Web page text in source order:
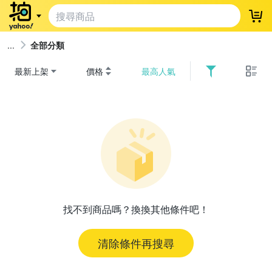
登
全部分類
最新上架 價格 最高人氣
找不到商品嗎？換換其他條件吧！
清除條件再搜尋